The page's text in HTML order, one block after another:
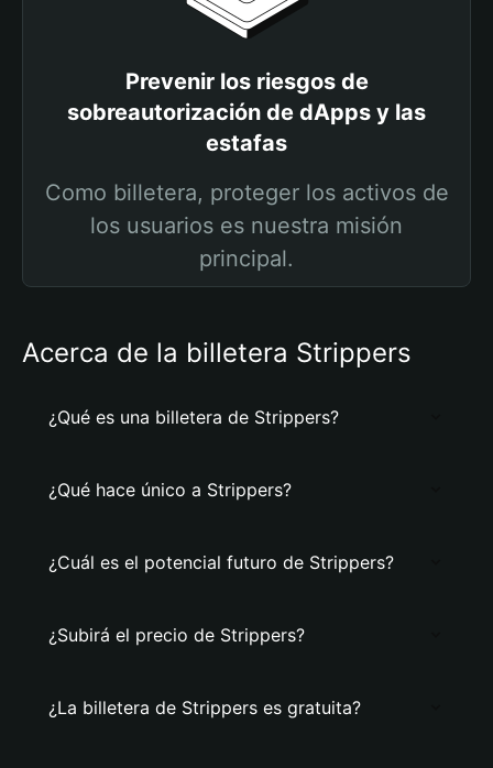
Prevenir los riesgos de
sobreautorización de dApps y las
estafas
Como billetera, proteger los activos de
los usuarios es nuestra misión
principal.
Acerca de la billetera Strippers
¿Qué es una billetera de Strippers?
¿Qué hace único a Strippers?
¿Cuál es el potencial futuro de Strippers?
¿Subirá el precio de Strippers?
¿La billetera de Strippers es gratuita?